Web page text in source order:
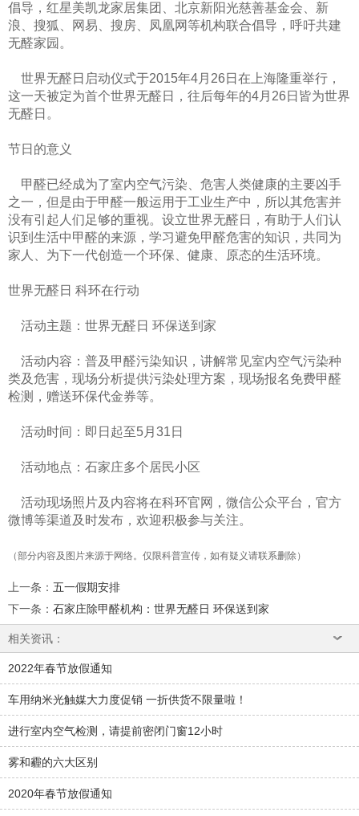
倡导，红星美凯龙家居集团、北京新阳光慈善基金会、新
浪、搜狐、网易、搜 房、凤凰网等机构联合倡导，呼吁共建
无醛家园。
世界无醛日启动仪式于2015年4月26日在上海隆重举行，
这一天被定为首个世界无醛日，往后每年的4月26日皆为世界
无醛日。
节日的意义
甲醛已经成为了室内空气污染、危害人类健康的主要凶手
之一，但是由于甲醛一般运用于工业生产中，所以其危害并
没有引起人们足够的重视。设立世界无醛日，有助于人们认
识到生活中甲醛的来源，学习避免甲醛危害的知识，共同为
家人、为下一代创造一个环保、健康、
原态的生活环境。
世界无醛日 科环在行动
活动主题：世界无醛日 环保送到家
活动内容：普及甲醛污染知识，讲解常见室内空气污染种
类及危害，现场分析提供污染处理方案，现场报名免费甲醛
检测，赠送环保代金券等。
活动时间：即日起至5月31日
活动地点：石家庄多个居民小区
活动现场照片及内容将在科环官网，微信公众平台，官方
微博等渠道及时发布，欢迎积极参与关注。
（部分内容及图片来源于网络。仅限科普宣传，如有疑义请联系删除）
上一条 ： 五一假期安排
下一条 ： 石家庄除甲醛机构：世界无醛日 环保送到家
相关资讯：
2022年春节放假通知
车用纳米光触媒大力度促销 一折供货不限量啦！
进行室内空气检测，请提前密闭门窗12小时
雾和霾的六大区别
2020年春节放假通知